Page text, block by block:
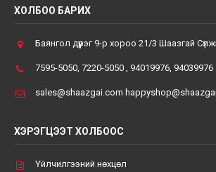
ХОЛБОО БАРИХ
Баянгол дүүрэг 9-р хороо 21/3 Шаазгай
7595-5050, 7220-5050 , 94019976, 94039976
sales@shaazgai.com
ХЭРЭГЦЭЭТ ХОЛБООС
Үйлчилгээний нөхцөл